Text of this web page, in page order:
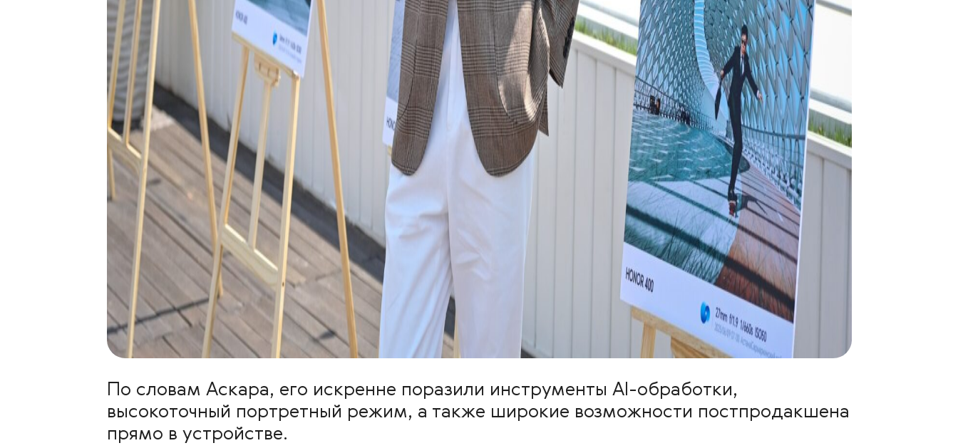
По словам Аскара, его искренне поразили инструменты AI-обработки,
высокоточный портретный режим, а также широкие возможности постпродакшена
прямо в устройстве.